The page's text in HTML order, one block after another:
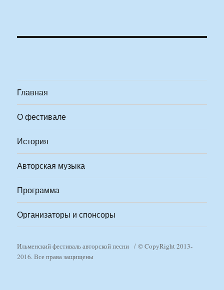
Главная
О фестивале
История
Авторская музыка
Программа
Организаторы и спонсоры
Ильменский фестиваль авторской песни
© CopyRight 2013-
2016. Все права защищены